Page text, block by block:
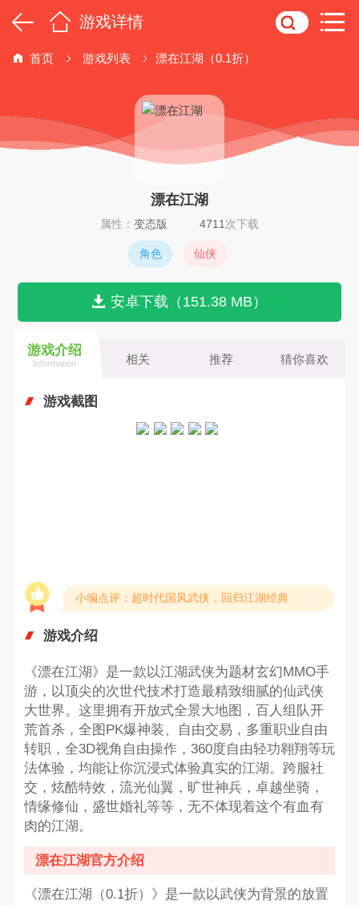
游戏详情
首页 游戏列表 漂在江湖（0.1折）
漂在江湖
属性： 变态版 4711 次下载
角色 仙侠
安卓下载（151.38 MB）
游戏介绍
Information 相关 推荐 猜你喜欢
游戏截图
小编点评：超时代国风武侠，回归江湖经典
游戏介绍
《漂在江湖》是一款以江湖武侠为题材玄幻MMO手
游，以顶尖的次世代技术打造最精致细腻的仙武侠
大世界。这里拥有开放式全景大地图，百人组队开
荒首杀，全图PK爆神装、自由交易，多重职业自由
转职，全3D视角自由操作，360度自由轻功翱翔等玩
法体验，均能让你沉浸式体验真实的江湖。跨服社
交，炫酷特效，流光仙翼，旷世神兵，卓越坐骑，
情缘修仙，盛世婚礼等等，无不体现着这个有血有
肉的江湖。
漂在江湖官方介绍
《漂在江湖（0.1折）》是一款以武侠为背景的放置